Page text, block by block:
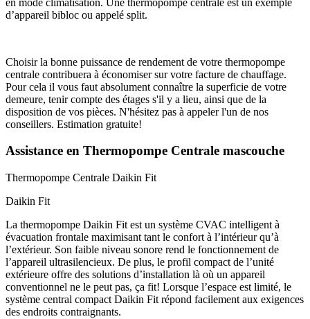
d’appareil bibloc ou appelé split.
Choisir la bonne puissance de rendement de votre thermopompe
centrale contribuera à économiser sur votre facture de chauffage.
Pour cela il vous faut absolument connaître la superficie de votre
demeure, tenir compte des étages s'il y a lieu, ainsi que de la
disposition de vos pièces. N'hésitez pas à appeler l'un de nos
conseillers. Estimation gratuite!
Assistance en Thermopompe Centrale mascouche
Thermopompe Centrale Daikin Fit
Daikin Fit
La thermopompe Daikin Fit est un système CVAC intelligent à
évacuation frontale maximisant tant le confort à l’intérieur qu’à
l’extérieur. Son faible niveau sonore rend le fonctionnement de
l’appareil ultrasilencieux. De plus, le profil compact de l’unité
extérieure offre des solutions d’installation là où un appareil
conventionnel ne le peut pas, ça fit! Lorsque l’espace est limité, le
système central compact Daikin Fit répond facilement aux exigences
des endroits contraignants.